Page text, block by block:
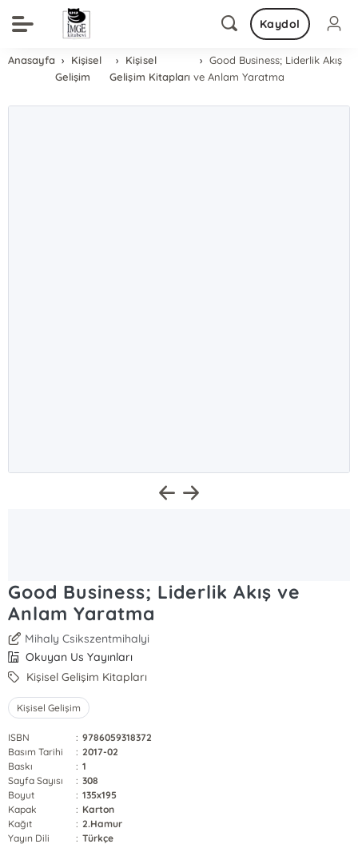
Kaydol
Anasayfa
Kişisel
Gelişim
Kişisel
Gelişim Kitapları
Good Business; Liderlik Akış
ve Anlam Yaratma
Good Business; Liderlik Akış ve
Anlam Yaratma
Mihaly Csikszentmihalyi
Okuyan Us Yayınları
Kişisel Gelişim Kitapları
Kişisel Gelişim
ISBN : 9786059318372
Basım Tarihi
: 2017-02
Baskı
: 1
Sayfa Sayısı
: 308
Boyut
: 135x195
Kapak
: Karton
Kağıt
: 2.Hamur
Yayın Dili
: Türkçe